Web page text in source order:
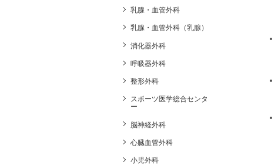
乳腺・血管外科
乳腺・血管外科（乳腺）
消化器外科
呼吸器外科
整形外科
スポーツ医学総合センタ
ー
脳神経外科
心臓血管外科
小児外科